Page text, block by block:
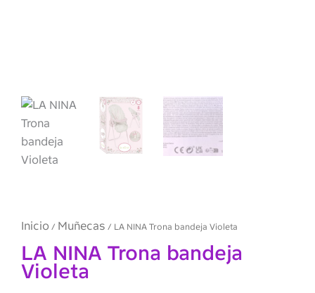
Inicio / Muñecas / LA NINA Trona bandeja Violeta
LA NINA Trona bandeja
Violeta